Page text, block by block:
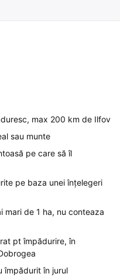
max 200 km de Ilfov
sau munte
pe care să îl
pe baza unei înțelegeri
mari de 1 ha, nu conteaza
pt împădurire, în
împădurit în jurul